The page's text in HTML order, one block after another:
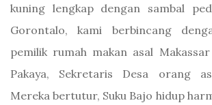
kuning lengkap dengan sambal
Gorontalo, kami berbincang
pemilik rumah makan asal
Pakaya, Sekretaris Desa orang
Mereka bertutur, Suku Bajo hidup